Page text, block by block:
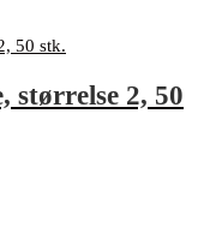
størrelse 2, 50